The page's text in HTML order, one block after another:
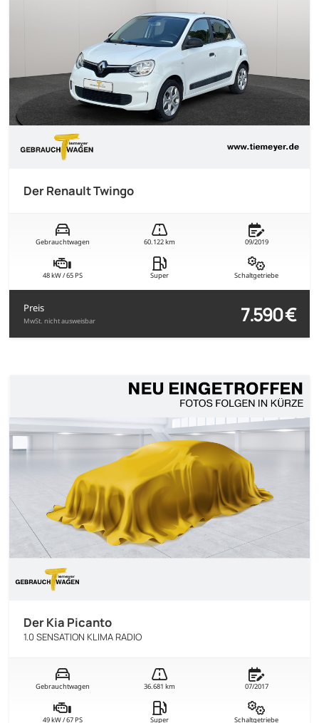
Der Renault Twingo
Gebrauchtwagen 60.122 km 09/2019
48 kW / 65 PS Super Schaltgetriebe
Preis
MwSt. nicht ausweisbar 7.590 €
Der Kia Picanto
1.0 SENSATION KLIMA RADIO
Gebrauchtwagen 36.681 km 07/2017
49 kW / 67 PS Super Schaltgetriebe